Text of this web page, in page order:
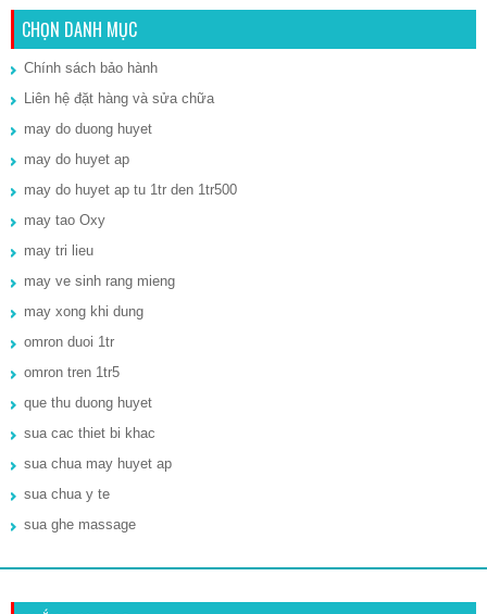
CHỌN DANH MỤC
Chính sách bảo hành
Liên hệ đặt hàng và sửa chữa
may do duong huyet
may do huyet ap
may do huyet ap tu 1tr den 1tr500
may tao Oxy
may tri lieu
may ve sinh rang mieng
may xong khi dung
omron duoi 1tr
omron tren 1tr5
que thu duong huyet
sua cac thiet bi khac
sua chua may huyet ap
sua chua y te
sua ghe massage